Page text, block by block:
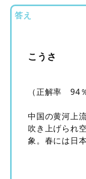
答え
こうさ
（正解率 94％
中国の黄河上
吹き上げられ
象。春には日